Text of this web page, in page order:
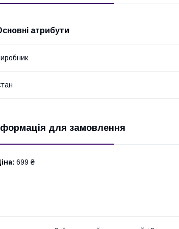
атрибути
для замовлення
699 ₴